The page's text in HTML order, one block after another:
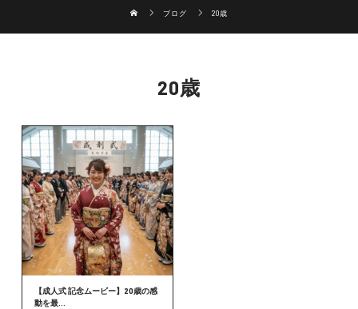
ブログ 20歳
20歳
【成人式 記念ムービー】20歳の感
動を最...